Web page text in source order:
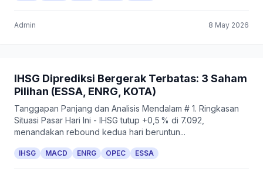
Admin 8 May 2026
IHSG Diprediksi Bergerak Terbatas: 3 Saham
Pilihan (ESSA, ENRG, KOTA)
Tanggapan Panjang dan Analisis Mendalam # 1. Ringkasan
Situasi Pasar Hari Ini - IHSG tutup +0,5 % di 7.092,
menandakan rebound kedua hari beruntun...
IHSG MACD ENRG OPEC ESSA